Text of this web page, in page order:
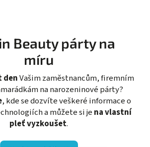
Beauty párty na
míru
denVašim zaměstnancům, firemním
na narozeninové párty?
, kde se dozvíte veškeré informace o
a můžete si je na vlastní
pleť vyzkoušet.